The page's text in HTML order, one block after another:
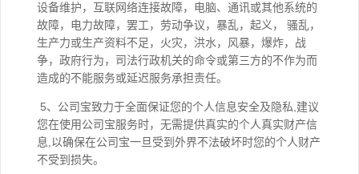
设备维护，互联网络连接故障，电脑、通讯或其他系统的
故障，电力故障，罢工，劳动争议，暴乱，起义， 骚乱，
生产力或生产资料不足，火灾，洪水，风暴，爆炸，战
争，政府行为，司法行政机关的命令或第三方的不作为而
造成的不能服务或延迟服务承担责任。
5、公司宝致力于全面保证您的个人信息安全及隐私,建议
您在使用公司宝服务时，无需提供真实的个人真实财产信
息,以确保在公司宝一旦受到外界不法破坏时您的个人财产
不受到损失。